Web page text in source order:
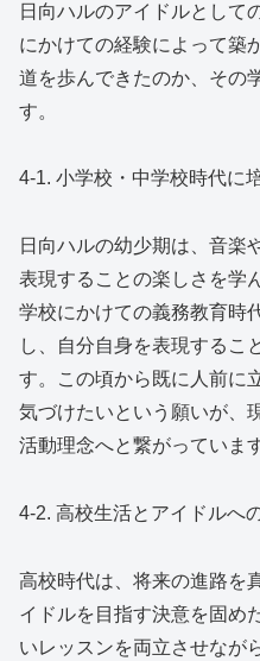
日向ハルのアイドルとして
にかけての経験によって築
道を歩んできたのか、その
す。
4-1. 小学校・中学校時代に
日向ハルの幼少期は、音楽
表現することの楽しさを学
学校にかけての義務教育時
し、自分自身を表現するこ
す。この頃から既に人前に
気づけたいという願いが、
活動理念へと繋がっています
4-2. 高校生活とアイドルへ
高校時代は、将来の進路を
イドルを目指す決意を固め
いレッスンを両立させなが